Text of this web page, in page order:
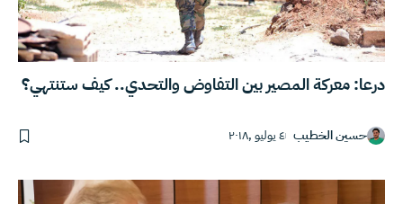
درعا: معركة المصير بين التفاوض والتحدي.. كيف ستنتهي؟
حسين الخطيب ٤ يوليو ,٢٠١٨